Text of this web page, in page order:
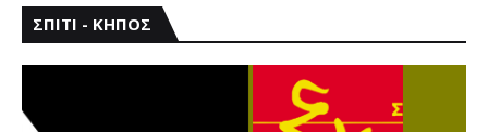
ΣΠΙΤΙ - ΚΗΠΟΣ